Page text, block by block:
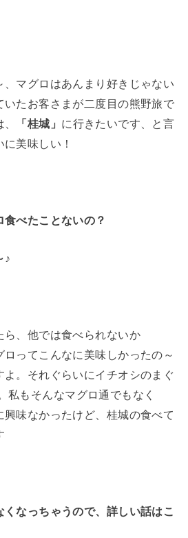
マグロはあんまり好きじゃない
いたお客さまが二度目の熊野旅で
「桂城」 に行きたいです、と言
美味しい！
食べたことないの？
♪
ら、他では食べられないか
ってこんなに美味しかったの～
よ。それぐらいにイチオシのまぐ
私もそんなマグロ通でもなく
興味なかったけど、桂城の食べて
なっちゃうので、詳しい話はこ